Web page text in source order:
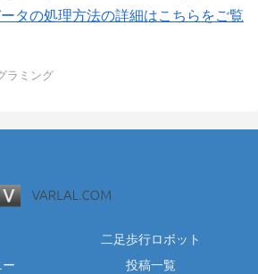
タの処理方法の詳細はこちらをご覧
ラミング
二足歩行ロボット
投稿一覧